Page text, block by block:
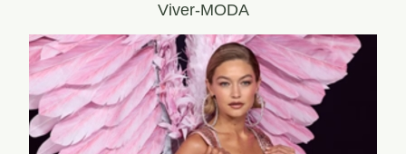
Viver-MODA